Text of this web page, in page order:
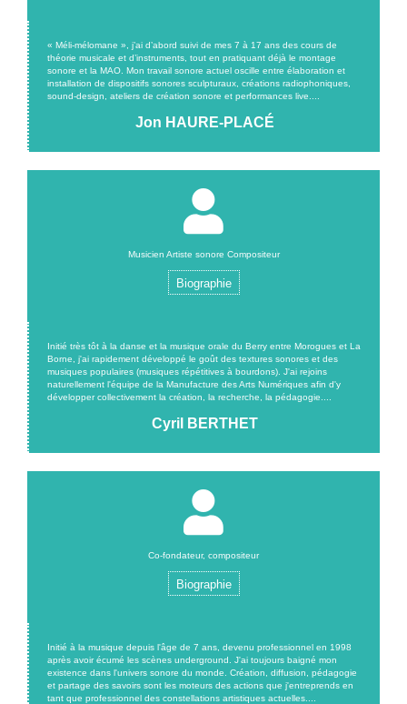
« Méli-mélomane », j’ai d’abord suivi de mes 7 à 17 ans des cours de
théorie musicale et d’instruments, tout en pratiquant déjà le montage
sonore et la MAO. Mon travail sonore actuel oscille entre élaboration et
installation de dispositifs sonores sculpturaux, créations radiophoniques,
sound-design, ateliers de création sonore et performances live....
Jon HAURE-PLACÉ
Musicien Artiste sonore Compositeur
Biographie
Initié très tôt à la danse et la musique orale du Berry entre Morogues et La
Borne, j'ai rapidement développé le goût des textures sonores et des
musiques populaires (musiques répétitives à bourdons). J'ai rejoins
naturellement l'équipe de la Manufacture des Arts Numériques afin d'y
développer collectivement la création, la recherche, la pédagogie....
Cyril BERTHET
Co-fondateur, compositeur
Biographie
Initié à la musique depuis l'âge de 7 ans, devenu professionnel en 1998
après avoir écumé les scènes underground. J'ai toujours baigné mon
existence dans l'univers sonore du monde. Création, diffusion, pédagogie
et partage des savoirs sont les moteurs des actions que j'entreprends en
tant que professionnel des constellations artistiques actuelles....